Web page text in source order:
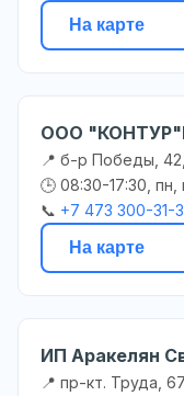
На карте
ООО
📍 б-р Победы,
🕒 08:30-17:30, пн,
📞 +7 473 300-31-
На карте
ИП Аракелян
📍 пр-кт. Труда,